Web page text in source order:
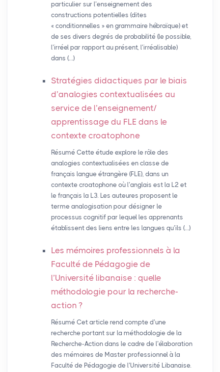
particulier sur l’enseignement des
constructions potentielles (dites
« conditionnelles » en grammaire hébraïque) et
de ses divers degrés de probabilité (le possible,
l’irréel par rapport au présent, l’irréalisable)
dans (…)
Stratégies didactiques par le biais
d’analogies contextualisées au
service de l’enseignement/
apprentissage du FLE dans le
contexte croatophone
Résumé Cette étude explore le rôle des
analogies contextualisées en classe de
français langue étrangère (FLE), dans un
contexte croatophone où l’anglais est la L2 et
le français la L3. Les auteures proposent le
terme analogisation pour désigner le
processus cognitif par lequel les apprenants
établissent des liens entre les langues qu’ils (…)
Les mémoires professionnels à la
Faculté de Pédagogie de
l’Université libanaise : quelle
méthodologie pour la recherche-
action ?
Résumé Cet article rend compte d’une
recherche portant sur la méthodologie de la
Recherche-Action dans le cadre de l’élaboration
des mémoires de Master professionnel à la
Faculté de Pédagogie de l’Université Libanaise.